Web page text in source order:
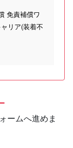
免責補償ワ
リア(装着不
ームへ進めま